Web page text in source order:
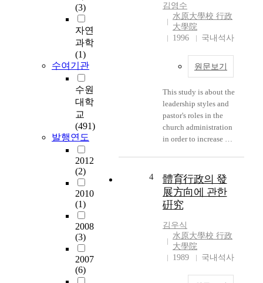
(3)
자연
과학
(1)
수여기관
수원
대학
교
(491)
발행연도
2012
(2)
2010
(1)
2008
(3)
2007
(6)
which ensures the
community members'
basic living, pursues
the improvement of
especially secures the
rights of enjoying
human life and
pursuing happiness. In
this sense, the welfare
function has, we can
say, the following sub-
social insurance,
health, and positive
social welfare. Under
the judgement that the
in the local people's
welfare are increasing
in the age of local self-
government, this
thesis examins the
problems of housing
deficiency,
environmental
comparatively unique
existence of military
facilities, rapid
transition of industrial
firms and etc.
Accordingly, this
development plan of
Suwon and arranging
the role of local
government agencies.
The research is formed
as follows. Chapter 1
proposes fundamentals
of research as
김영수
水原大學校 行政
大學院
1996
국내석사
원문보기
This study is about the
leadership styles and
pastor's roles in the
church administration
in order to increase his
administrative ability,
which is summarized
as following. First,
church administration
is necessarily needed
for the growth of a
church, its solidarity
or the glory of God,
4
體育行政의 發
展方向에 관한
硏究
김우식
水原大學校 行政
大學院
1989
국내석사